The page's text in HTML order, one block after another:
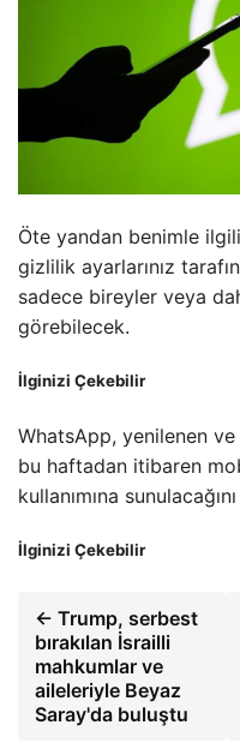
Öte yandan benimle
gizlilik ayarlarınız
sadece bireyler veya
görebilecek.
İlginizi Çekebilir
WhatsApp, yenilenen
bu haftadan itibaren
kullanımına
İlginizi Çekebilir
← Trump, serbest
bırakılan İsrailli
mahkumlar ve
aileleriyle Beyaz
Saray'da buluştu